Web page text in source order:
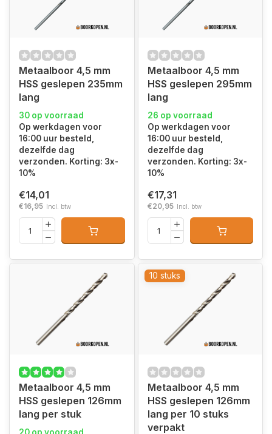
Metaalboor 4,5 mm
HSS geslepen 235mm
lang
30 op voorraad
Op werkdagen voor
16:00 uur besteld,
dezelfde dag
verzonden. Korting: 3x-
10%
€14,01
€16,95 Incl. btw
Metaalboor 4,5 mm
HSS geslepen 295mm
lang
26 op voorraad
Op werkdagen voor
16:00 uur besteld,
dezelfde dag
verzonden. Korting: 3x-
10%
€17,31
€20,95 Incl. btw
Metaalboor 4,5 mm
HSS geslepen 126mm
lang per stuk
10 stuks
Metaalboor 4,5 mm
HSS geslepen 126mm
lang per 10 stuks
verpakt